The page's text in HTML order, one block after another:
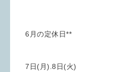
6月の定休日**
7日(月).8日(火)